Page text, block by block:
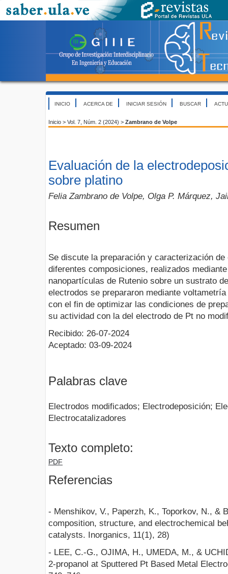
INICIO ACERCA DE INICIAR SESIÓN BUSCAR
Inicio > Vol. 7, Núm. 2 (2024) > Zambrano de Volpe
Evaluación de la
sobre platino
Felia Zambrano de Volpe, Olga P. Márquez,
Resumen
Se discute la preparación y caracterización
diferentes composiciones, realizados
nanopartículas de Rutenio sobre un sustrato
electrodos se prepararon mediante
con el fin de optimizar las condiciones de
su actividad con la del electrodo de Pt no
Recibido: 26-07-2024
Aceptado: 03-09-2024
Palabras clave
Electrodos modificados; Electrodeposición;
Electrocatalizadores
Texto completo:
PDF
Referencias
- Menshikov, V., Paperzh, K., Toporkov, N., &
composition, structure, and electrochemical
catalysts. Inorganics, 11(1), 28)
- LEE, C.-G., OJIMA, H., UMEDA, M., &
2-propanol at Sputtered Pt Based Metal